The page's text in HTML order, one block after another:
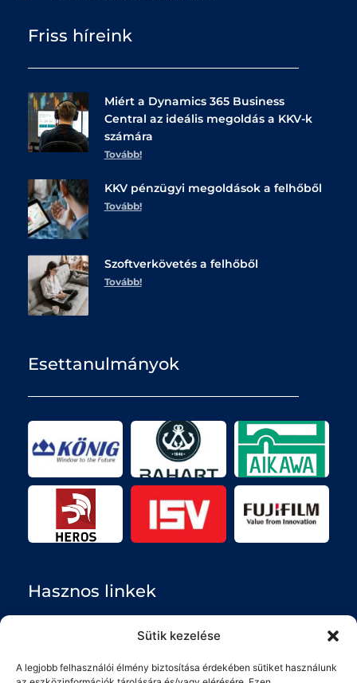
Sütik kezelése
A legjobb felhasználói élmény biztosítása érdekében sütiket használunk
Friss híreink
Miért a Dynamics 365 Business
Central az ideális megoldás a KKV-k
számára
Tovább!
KKV pénzügyi megoldások a felhőből
Tovább!
Szoftverkövetés a felhőből
Tovább!
Esettanulmányok
Hasznos linkek
Impresszum